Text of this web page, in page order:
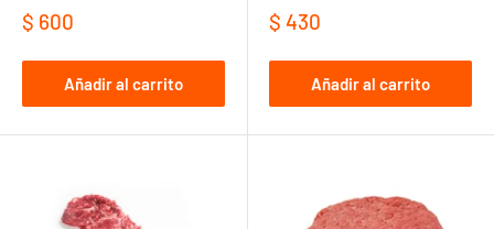
Precio
venta
$ 600
Añadir al carrito
Precio
venta
$ 430
Añadir al carrito